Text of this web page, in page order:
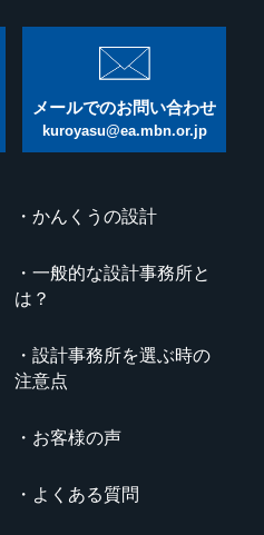
メールでのお問い合わせ
kuroyasu@ea.mbn.or.jp
かんくうの設計
一般的な設計事務所と
は？
設計事務所を選ぶ時の
注意点
お客様の声
よくある質問